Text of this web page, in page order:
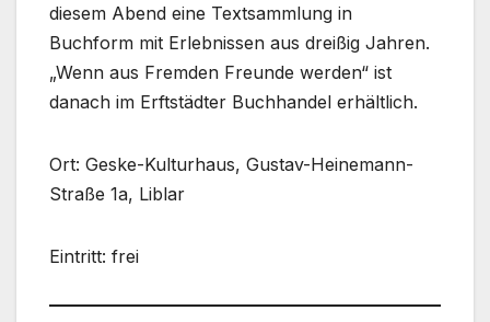
diesem Abend eine Textsammlung in
Buchform mit Erlebnissen aus dreißig Jahren.
„Wenn aus Fremden Freunde werden“ ist
danach im Erftstädter Buchhandel erhältlich.
Ort: Geske-Kulturhaus, Gustav-Heinemann-
Straße 1a, Liblar
Eintritt: frei